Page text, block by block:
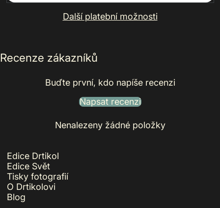
Další platební možnosti
Recenze zákazníků
Buďte první, kdo napíše recenzi
Napsat recenzi
Nenalezeny žádné položky
Edice Drtikol
Edice Svět
Tisky fotografií
O Drtikolovi
Blog